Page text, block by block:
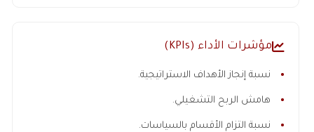
مؤشرات الأداء (KPIs)
نسبة إنجاز الأهداف الاستراتيجية.
هامش الربح التشغيلي.
نسبة التزام الأقسام بالسياسات.